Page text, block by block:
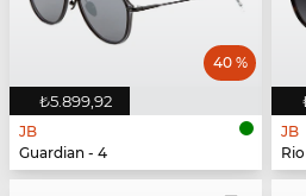
₺5.899,92
40 %
JB
Guardian - 4
JB